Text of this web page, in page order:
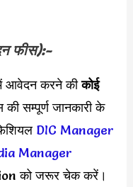
फीस):-
में आवेदन करने कीकोई
सम्पूर्ण जानकारी के
DIC Manager
Manager
को जरूर चेक करें।